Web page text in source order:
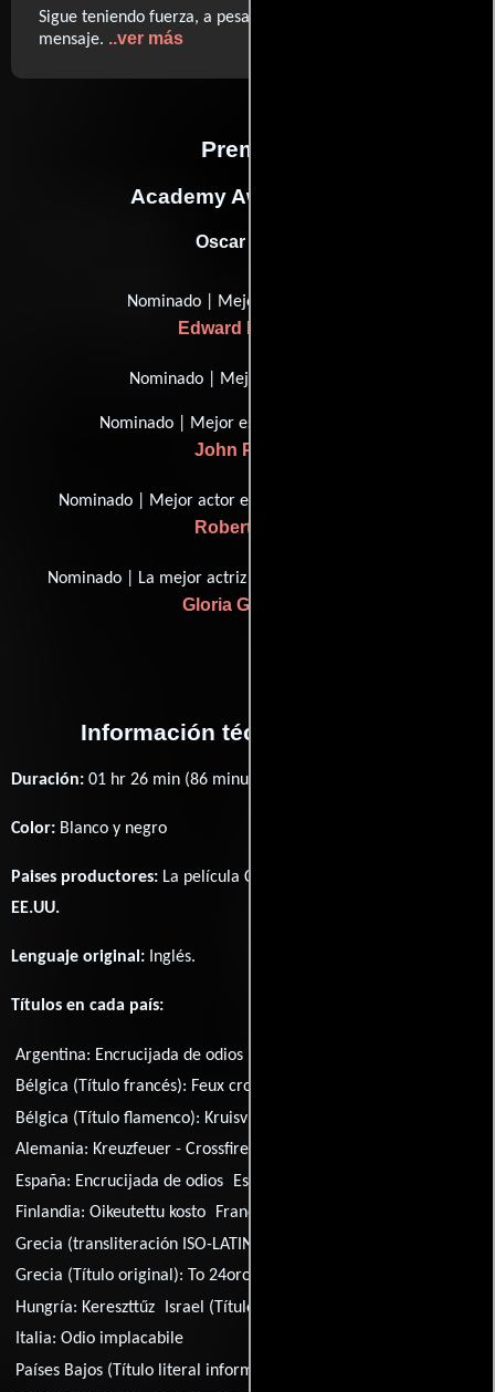
Sigue teniendo fuerza, a pesar de su psicología pop y su
mensaje. ..ver más
Premios
Academy Awards, USA
Oscar (1948)
Nominado | Mejor director
Edward Dmytryk
Nominado | Mejor imagen
Nominado | Mejor escritura, guión
John Paxton
Nominado | Mejor actor en un papel de apoyo
Robert Ryan
Nominado | La mejor actriz en un papel de apoyo
Gloria Grahame
Información técnica y general
Duración: 01 hr 26 min (86 minutos) .
Color: Blanco y negro
Paises productores: La película Crossfire fué producida en
EE.UU.
Lenguaje original: Inglés.
Títulos en cada país:
Argentina: Encrucijada de odios
Bélgica (Título francés): Feux croisés
Bélgica (Título flamenco): Kruisvuren
Alemania: Kreuzfeuer - Crossfire
España: Encrucijada de odios España (título catalán):
Finlandia:Oikeutettu kosto Francia:
Grecia (transliteración ISO-LATIN-1):
Grecia (Título original): To 24oro enos dolofonou
Hungría: Kereszttűz Israel (Título hebreo):
Italia:Odio implacabile
Países Bajos (Título literal informal):